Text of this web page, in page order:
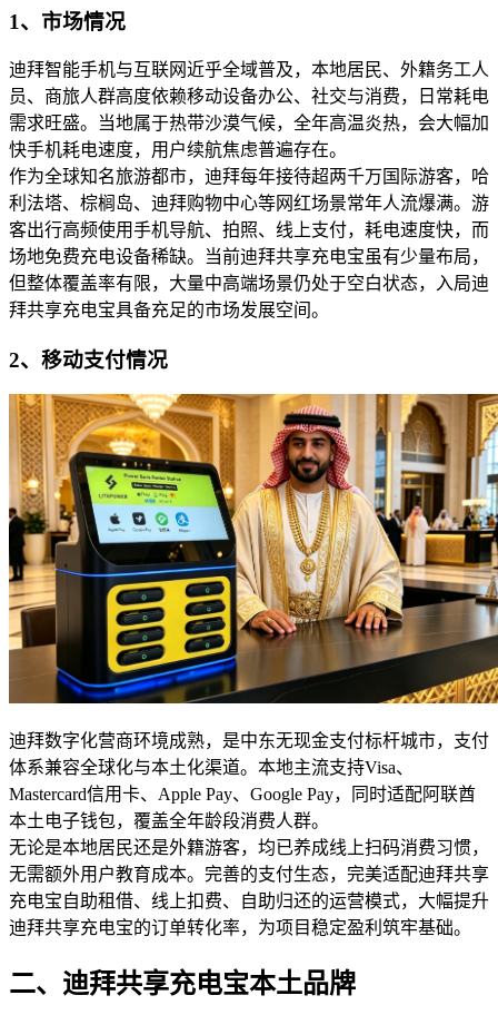
1、市场情况
迪拜智能手机与互联网近乎全域普及，本地居民、外籍务工人
员、商旅人群高度依赖移动设备办公、社交与消费，日常耗电
需求旺盛。当地属于热带沙漠气候，全年高温炎热，会大幅加
快手机耗电速度，用户续航焦虑普遍存在。
作为全球知名旅游都市，迪拜每年接待超两千万国际游客，哈
利法塔、棕榈岛、迪拜购物中心等网红场景常年人流爆满。游
客出行高频使用手机导航、拍照、线上支付，耗电速度快，而
场地免费充电设备稀缺。当前迪拜共享充电宝虽有少量布局，
但整体覆盖率有限，大量中高端场景仍处于空白状态，入局迪
拜共享充电宝具备充足的市场发展空间。
2、移动支付情况
迪拜数字化营商环境成熟，是中东无现金支付标杆城市，支付
体系兼容全球化与本土化渠道。本地主流支持Visa、
Mastercard信用卡、Apple Pay、Google Pay，同时适配阿联酋
本土电子钱包，覆盖全年龄段消费人群。
无论是本地居民还是外籍游客，均已养成线上扫码消费习惯，
无需额外用户教育成本。完善的支付生态，完美适配迪拜共享
充电宝自助租借、线上扣费、自助归还的运营模式，大幅提升
迪拜共享充电宝的订单转化率，为项目稳定盈利筑牢基础。
二、迪拜共享充电宝本土品牌